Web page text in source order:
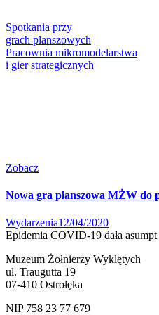
Spotkania przy
grach planszowych
Pracownia mikromodelarstwa
i gier strategicznych
Zobacz
Nowa gra planszowa MŻW do
Wydarzenia12/04/2020
Epidemia COVID-19 dała
Muzeum Żołnierzy Wyklętych
ul. Traugutta 19
07-410 Ostrołęka
NIP 758 23 77 679